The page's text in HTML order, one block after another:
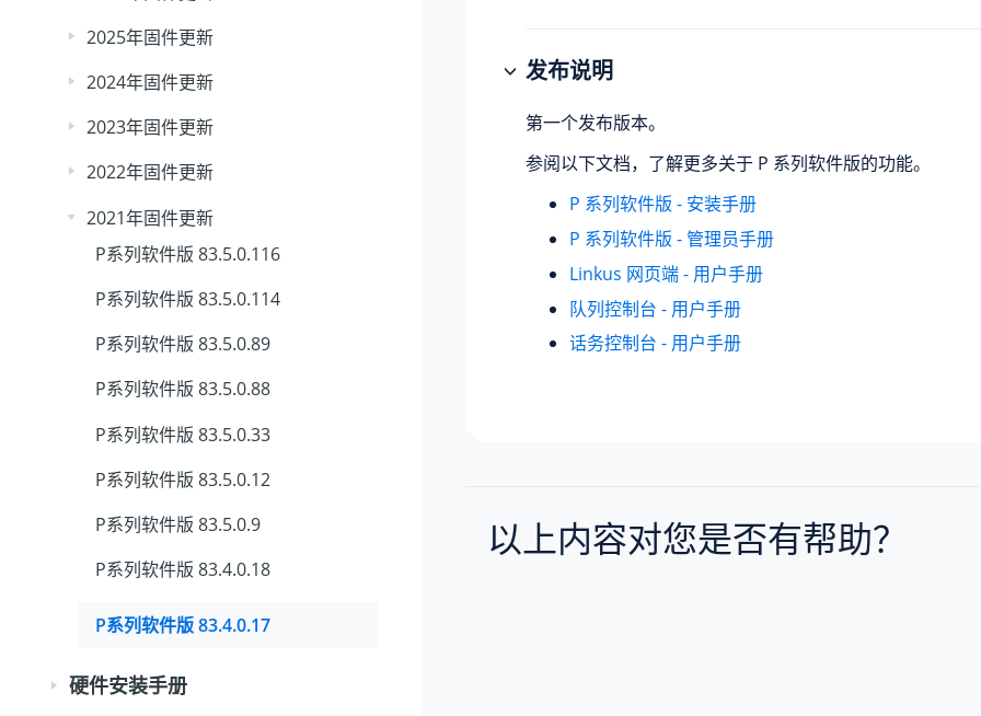
2025年固件更新
2024年固件更新
2023年固件更新
2022年固件更新
2021年固件更新
P系列软件版 83.5.0.116
P系列软件版 83.5.0.114
P系列软件版 83.5.0.89
P系列软件版 83.5.0.88
P系列软件版 83.5.0.33
P系列软件版 83.5.0.12
P系列软件版 83.5.0.9
P系列软件版 83.4.0.18
P系列软件版 83.4.0.17
硬件安装手册
发布说明
第一个发布版本。
参阅以下文档，了解更多关于 P 系列软件版的功能。
P 系列软件版 - 安装手册
P 系列软件版 - 管理员手册
Linkus 网页端 - 用户手册
队列控制台 - 用户手册
话务控制台 - 用户手册
以上内容对您是否有帮助？